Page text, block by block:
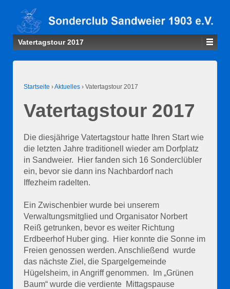
Vatertagstour 2017
Startseite ›Aktuelles › Vatertagstour 2017
Vatertagstour 2017
Die diesjährige Vatertagstour hatte Ihren Start wie
die letzten Jahre traditionell wieder am Dorfplatz
in Sandweier. Hier fanden sich 16 Sonderclübler
ein, bevor sie dann ins Nachbardorf nach
Iffezheim radelten.
Ein Zwischenbier wurde bei unserem
Verwaltungsmitglied und Organisator Norbert
Reiß getrunken, bevor es weiter Richtung
Erdbeerhof Huber ging. Hier konnte die Sonne im
Freien genossen werden. Anschließend wurde
das nächste Ziel, die Spargelgemeinde
Hügelsheim, in Angriff genommen. Im „Grünen
Baum“ wurde die verdiente Mittagspause